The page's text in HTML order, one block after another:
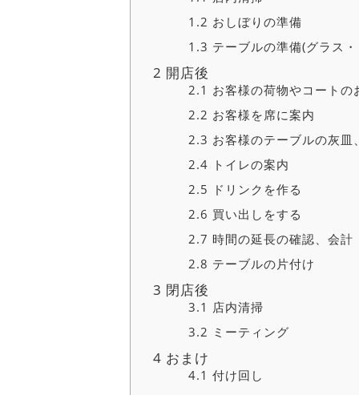
1.2 おしぼりの準備
1.3 テーブルの準備(グラス
2 開店後
2.1 お客様の荷物やコートの
2.2 お客様を席に案内
2.3 お客様のテーブルの灰
2.4 トイレの案内
2.5 ドリンクを作る
2.6 買い出しをする
2.7 時間の延長の確認、会計
2.8 テーブルの片付け
3 閉店後
3.1 店内清掃
3.2 ミーティング
4 おまけ
4.1 付け回し